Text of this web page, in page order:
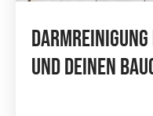
Und Deinen